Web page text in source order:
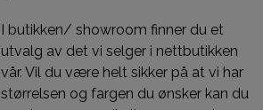
I butikken/ showroom finner du et
utvalg av det vi selger i nettbutikken
vår. Vil du være helt sikker på at vi har
størrelsen og fargen du ønsker kan du